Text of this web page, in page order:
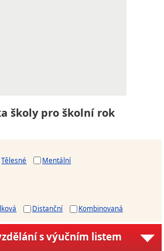
školy pro školní rok
Tělesné
Mentální
Distanční Kombinovaná
s výučním listem